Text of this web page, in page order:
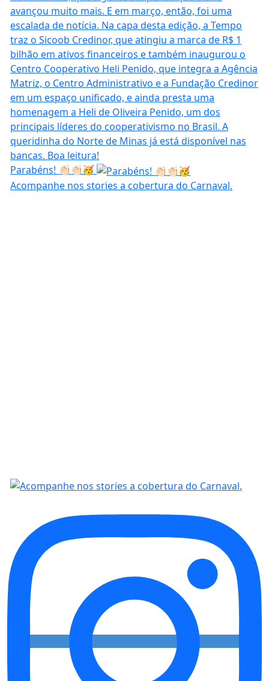
Parabéns! 👏🏻👏🏻🥳
Acompanhe nos stories a cobertura do Carnaval.